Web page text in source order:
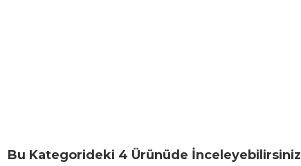
Bu Kategorideki 4 Ürünüde İnceleyebilirsiniz